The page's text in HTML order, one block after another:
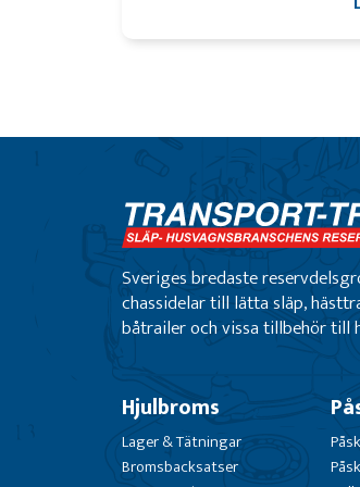
Sveriges bredaste
chassidelar till lätta släp,
båtrailer och vissa tillbehör till
Hjulbroms
Lager & Tätningar
Bromsbacksatser